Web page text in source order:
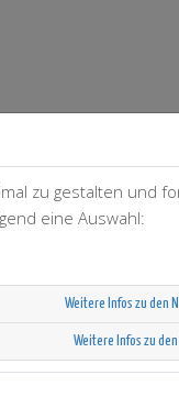
ein Foto hoch und
3
zu gestalten und
eine Auswahl:
Weitere Infos zu den
Weitere Infos zu